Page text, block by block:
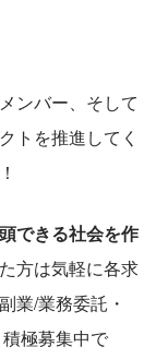
ンバー、そして
トを推進してく
できる社会を作
方は気軽に各求
業/業務委託・
極募集中で